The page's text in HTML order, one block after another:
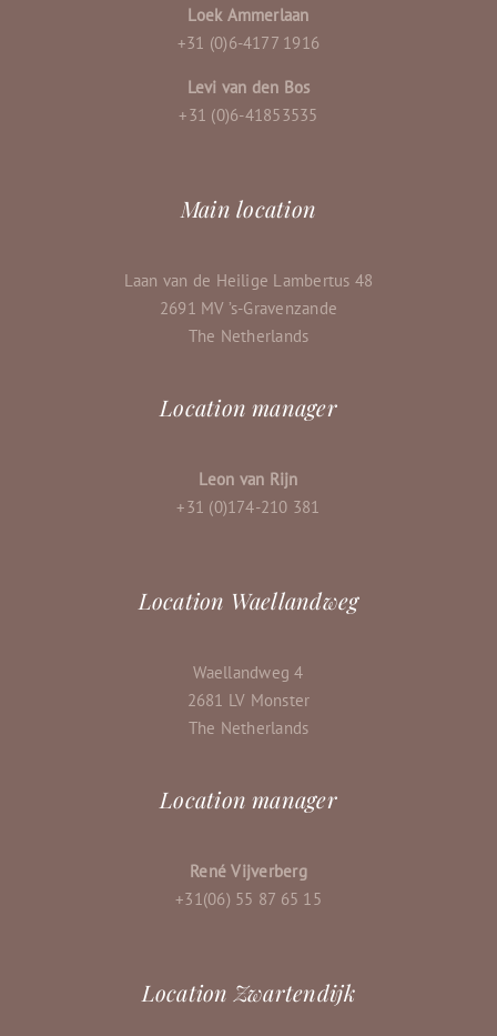
Loek Ammerlaan
+31 (0)6-4177 1916
Levi van den Bos
+31 (0)6-41853535
Main location
Laan van de Heilige Lambertus 48
2691 MV ’s-Gravenzande
The Netherlands
Location manager
Leon van Rijn
+31 (0)174-210 381
Location Waellandweg
Waellandweg 4
2681 LV Monster
The Netherlands
Location manager
René Vijverberg
+31(06) 55 87 65 15
Location Zwartendijk